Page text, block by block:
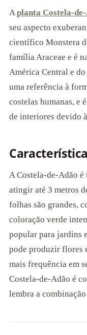
Aplanta Costela-
seu aspecto
científico Monstera
família Araceae e é
América Central e do
uma referência à
costelas humanas, e
de interiores devido
A Costela-de-Adão é
atingir até 3 metros
folhas são grandes,
coloração verde
popular para jardins
pode produzir flores
mais frequência em
Costela-de-Adão é
lembra a